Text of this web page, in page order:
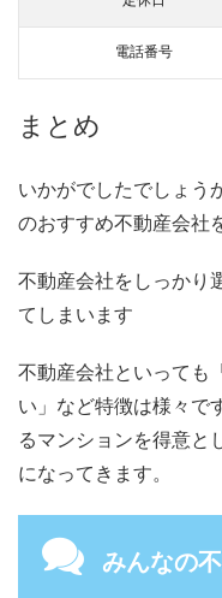
電話番号
まとめ
いかがでしたでしょう
のおすすめ不動産会社
不動産会社をしっかり
てしまいます
不動産会社といっても
い」など特徴は様々で
るマンションを得意と
になってきます。
みんなの